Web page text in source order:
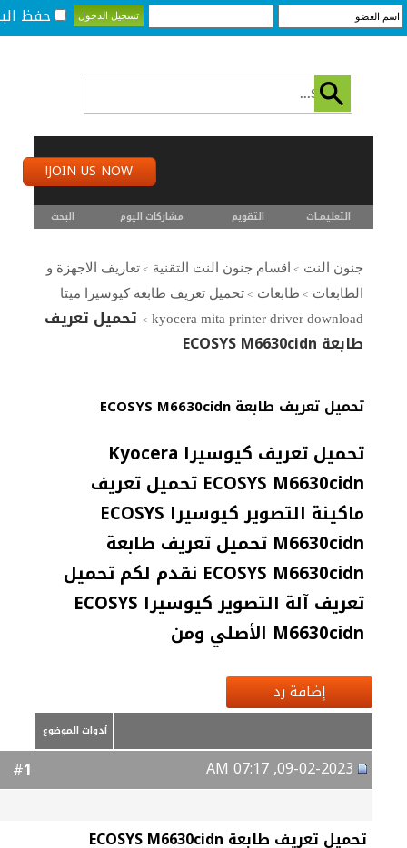
حفظ
JOIN US NOW!
التعليمـــات التقويم مشاركات اليوم البحث
جنون النت > اقسام جنون النت التقنية > تعاريف الاجهزة و
الطابعات > طابعات > تحميل تعريف طابعة كيوسيرا ميتا
kyocera mita printer driver download
> تحميل تعريف
طابعة ECOSYS M6630cidn
تحميل تعريف طابعة ECOSYS M6630cidn
تحميل تعريف كيوسيرا Kyocera
ECOSYS M6630cidn تحميل تعريف
ماكينة التصوير كيوسيرا ECOSYS
M6630cidn تحميل تعريف طابعة
ECOSYS M6630cidn نقدم لكم تحميل
تعريف آلة التصوير كيوسيرا ECOSYS
M6630cidn الأصلي ومن
إضافة رد
أدوات الموضوع
1
تحميل تعريف طابعة ECOSYS M6630cidn